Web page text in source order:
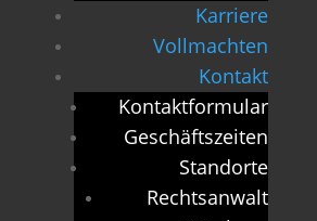
Karriere
Vollmachten
Kontakt
Kontaktformular
Geschäftszeiten
Standorte
Rechtsanwalt